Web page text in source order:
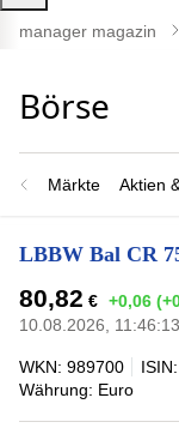
öffnen
manager magazin
Märkte Aktien
LBBW Bal CR
80,82 € +0,06
10.08.2026,
WKN: 989700
Währung: Euro